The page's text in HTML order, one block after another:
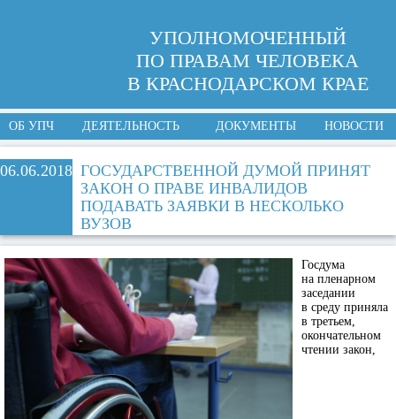
УПОЛНОМОЧЕННЫЙ
ПО ПРАВАМ ЧЕЛОВЕКА
В КРАСНОДАРСКОМ КРАЕ
ОБ УПЧ ДЕЯТЕЛЬНОСТЬ ДОКУМЕНТЫ НОВОСТИ
06.06.2018 ГОСУДАРСТВЕННОЙ ДУМОЙ ПРИНЯТ
ЗАКОН О ПРАВЕ ИНВАЛИДОВ
ПОДАВАТЬ ЗАЯВКИ В НЕСКОЛЬКО
ВУЗОВ
Госдума
на пленарном
заседании
в среду приняла
в третьем,
окончательном
чтении закон,